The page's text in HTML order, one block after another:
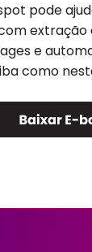
pode
extração
e
como